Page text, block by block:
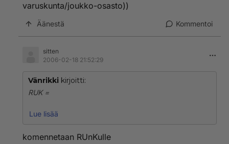
varuskunta/joukko-osasto))
Äänestä Kommentoi
sitten
2006-02-18 21:52:29
Vänrikki kirjoitti:
RUK =
1) Reserviupseerikoulu (Haminassa)
Hämeen rykmentissä, merivoimien RUK, Lento-RUK
Lue lisää
komennetaan RUnKulle